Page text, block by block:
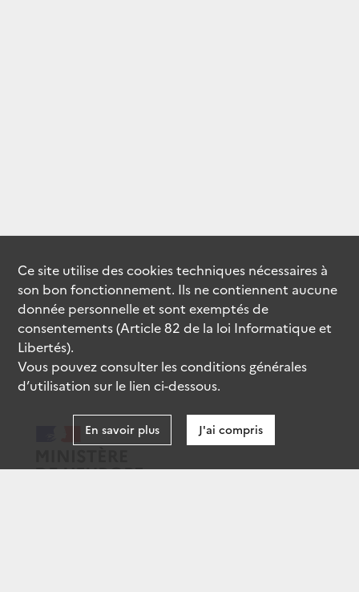
Ce site utilise descookiestechniques nécessaires à
son bon fonctionnement. Ils ne contiennent aucune
donnée personnelle et sont exemptés de
consentements (Article 82 de la loi Informatique et
Libertés).
Vous pouvez consulter les conditions générales
d’utilisation sur le lien ci-dessous.
En savoir plus J'ai compris